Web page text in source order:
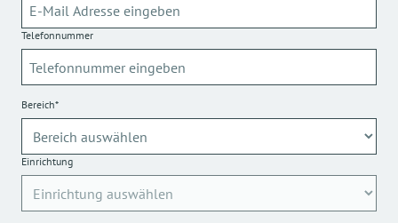
Telefonnummer
Bereich*
Einrichtung